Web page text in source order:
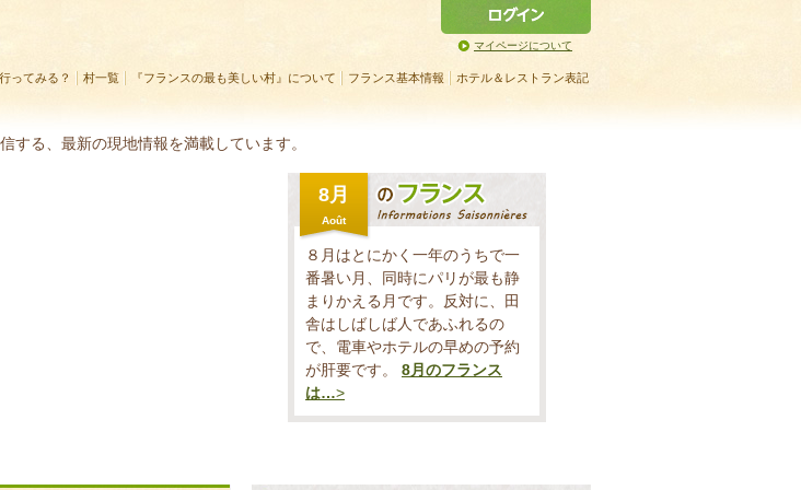
マイページについて
ってみる？ 村一覧 『フランスの最も美しい村』について フランス基本情報 ホテル＆レストラン表記
する、最新の現地情報を満載しています。
8月
Août
８月はとにかく一年のうちで一
番暑い月、同時にパリが最も静
まりかえる月です。反対に、田
舎はしばしば人であふれるの
で、電車やホテルの早めの予約
が肝要です。
8月 のフランス
は…>